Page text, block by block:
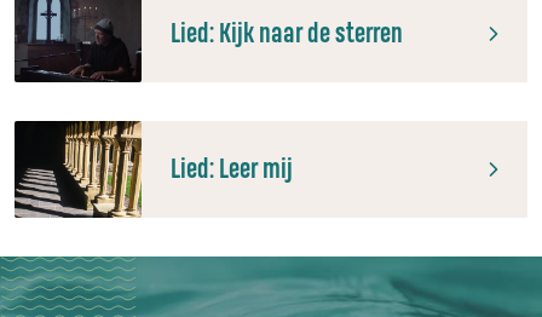
Lied: Kijk naar de sterren
Lied: Leer mij